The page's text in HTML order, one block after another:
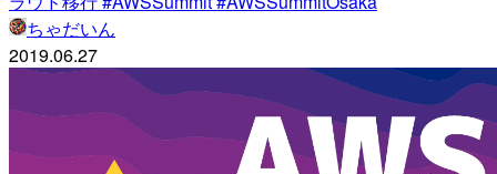
ちゃだいん
2019.06.27